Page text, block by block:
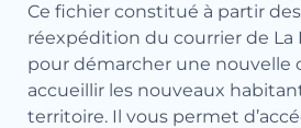
Ce fichier constitué à partir
réexpédition du courrier de La
pour démarcher une nouvelle
accueillir les nouveaux
territoire. Il vous permet